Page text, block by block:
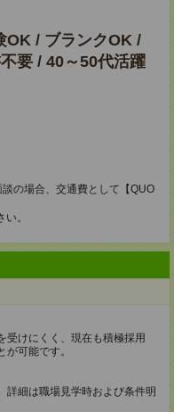
OK / ブランクOK /
要 / 40～50代活躍
の場合、交通費として【QUO
。
受けにくく、現在も積極採用
可能です。
詳細は職場見学時および条件明